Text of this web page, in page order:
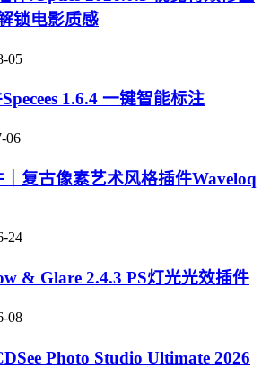
锁电影质感
05
1.6.4 一键智能标注
06
｜复古像素艺术风格插件Waveloq
24
& Glare 2.4.3 PS灯光光效插件
08
Photo Studio Ultimate 2026